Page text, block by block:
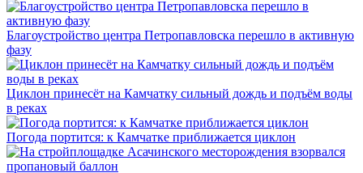
Благоустройство центра Петропавловска перешло в активную
фазу
Циклон принесёт на Камчатку сильный дождь и подъём воды
в реках
Погода портится: к Камчатке приближается циклон